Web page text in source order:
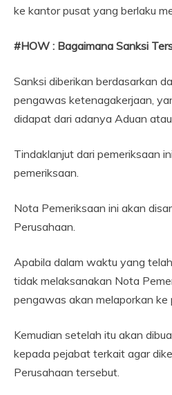
ke kantor pusat yang berlaku
#HOW : Bagaimana Sanksi
Sanksi diberikan berdasarkan
pengawas ketenagakerjaan,
didapat dari adanya Aduan
Tindaklanjut dari pemeriksaan
pemeriksaan.
Nota Pemeriksaan ini akan
Perusahaan.
Apabila dalam waktu yang
tidak melaksanakan Nota
pengawas akan melaporkan ke
Kemudian setelah itu akan
kepada pejabat terkait agar
Perusahaan tersebut.